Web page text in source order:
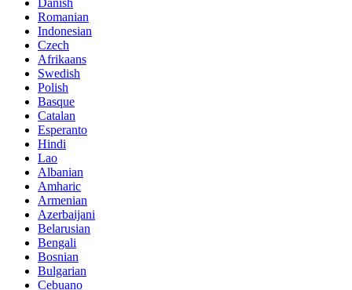
Danish
Romanian
Indonesian
Czech
Afrikaans
Swedish
Polish
Basque
Catalan
Esperanto
Hindi
Lao
Albanian
Amharic
Armenian
Azerbaijani
Belarusian
Bengali
Bosnian
Bulgarian
Cebuano